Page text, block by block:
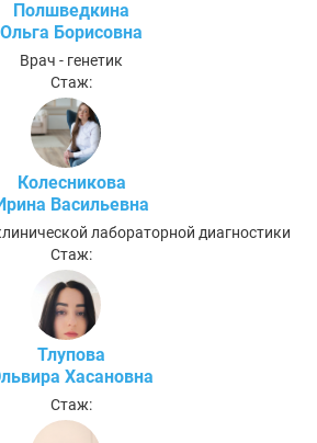
Полшведкина
Ольга Борисовна
Врач - генетик
Стаж:
Колесникова
Васильевна
лабораторной диагностики
Стаж:
Тлупова
Хасановна
Стаж: